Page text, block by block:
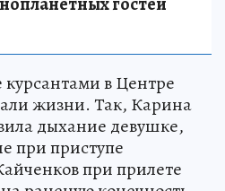
в Центре
жизни. Так, Карина
дыхание девушке,
при приступе
при прилете